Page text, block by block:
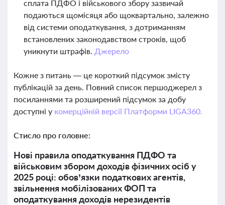
сплата ПДФО і військового збору зазвичай
подаються щомісяця або щоквартально, залежно
від системи оподаткування, з дотриманням
встановлених законодавством строків, щоб
уникнути штрафів. Джерело
Кожне з питань — це короткий підсумок змісту
публікацій за день. Повний список першоджерел з
посиланнями та розширений підсумок за добу
доступні у комерційній версії Платформи LIGA360.
Стисло про головне:
Нові правила оподаткування ПДФО та
військовим збором доходів фізичних осіб у
2025 році: обов’язки податкових агентів,
звільнення мобілізованих ФОП та
оподаткування доходів нерезидентів